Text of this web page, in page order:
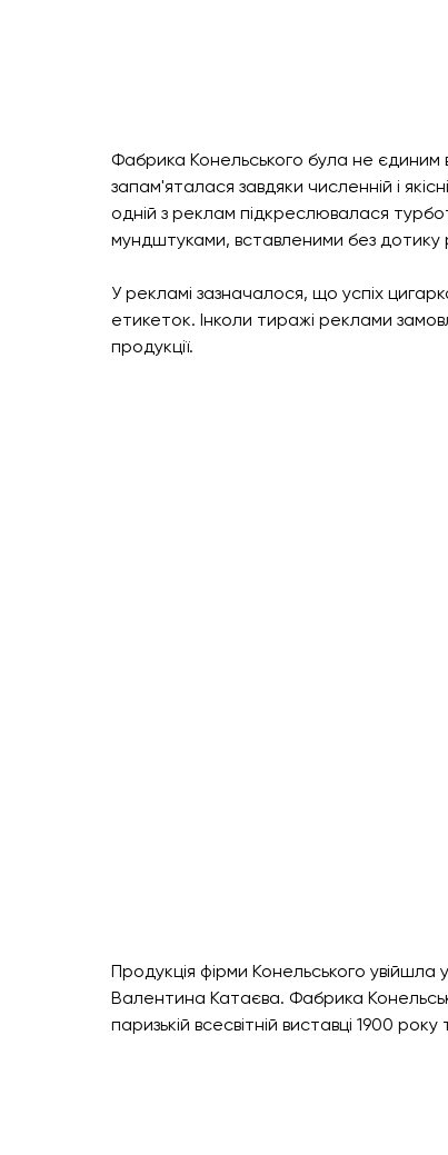
Фабрика Конельського була не єдиним
запам'яталася завдяки численній і
одній з реклам підкреслювалася
мундштуками, вставленими без дотику
У рекламі зазначалося, що успіх
етикеток. Інколи тиражі реклами
продукції.
Продукція фірми Конельського увійшла
Валентина Катаєва. Фабрика
паризькій всесвітній виставці 1900